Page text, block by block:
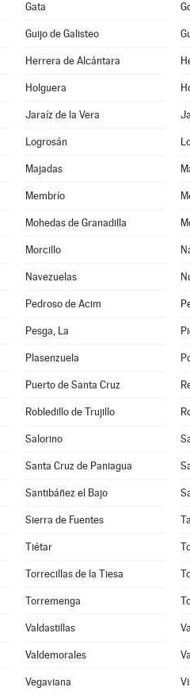
Gata
Guijo de Galisteo
Herrera de Alcántara
Holguera
Jaraíz de la Vera
Logrosán
Majadas
Membrío
Mohedas de Granadilla
Morcillo
Navezuelas
Pedroso de Acim
Pesga, La
Plasenzuela
Puerto de Santa Cruz
Robledillo de Trujillo
Salorino
Santa Cruz de Paniagua
Santibáñez el Bajo
Sierra de Fuentes
Tiétar
Torrecillas de la Tiesa
Torremenga
Valdastillas
Valdemorales
Vegaviana